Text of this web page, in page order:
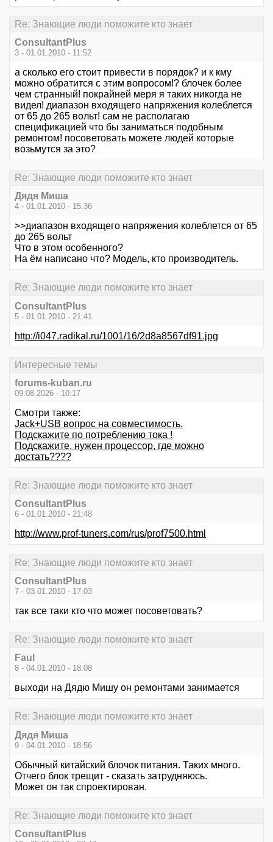
Re: Знающие люди поможите кто знает
ConsultantPlus
3 - 01.01.2010 - 11:52
а сколько его стоит привести в порядок? и к кму
можно обратится с этим вопросом!? блочек более
чем странный! покрайней меря я таких никогда не
видел! диапазон входящего напряжения колеблется
от 65 до 265 вольт! сам не располагаю
спецификацией что бы заниматься подобным
ремонтом! посоветовать можете людей которые
возьмутся за это?
Re: Знающие люди поможите кто знает
Дядя Миша
4 - 01.01.2010 - 15:36
>>диапазон входящего напряжения колеблется от 65
до 265 вольт
Что в этом особенного?
На ём написано что? Модель, кто производитель.
Re: Знающие люди поможите кто знает
ConsultantPlus
5 - 01.01.2010 - 21:41
http://i047.radikal.ru/1001/16/2d8a8567df91.jpg
Интересные темы
forums-kuban.ru
09.08.2026 - 10:17
Смотри также:
Jack+USB вопрос на совместимость.
Подскажите по потреблению тока !
Подскажите, нужен процессор, где можно
достать????
Re: Знающие люди поможите кто знает
ConsultantPlus
6 - 01.01.2010 - 21:48
http://www.prof-tuners.com/rus/prof7500.html
Re: Знающие люди поможите кто знает
ConsultantPlus
7 - 03.01.2010 - 17:03
так все таки кто что может посоветовать?
Re: Знающие люди поможите кто знает
Faul
8 - 04.01.2010 - 18:08
выходи на Дядю Мишу он ремонтами занимается
Re: Знающие люди поможите кто знает
Дядя Миша
9 - 04.01.2010 - 18:56
Обычный китайский блочок питания. Таких много.
Отчего блок трещит - сказать затрудняюсь.
Может он так спроектирован.
Re: Знающие люди поможите кто знает
ConsultantPlus